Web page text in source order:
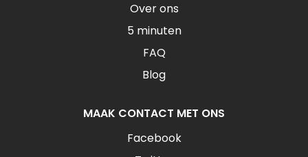
Over ons
5 minuten
FAQ
Blog
MAAK CONTACT MET ONS
Facebook